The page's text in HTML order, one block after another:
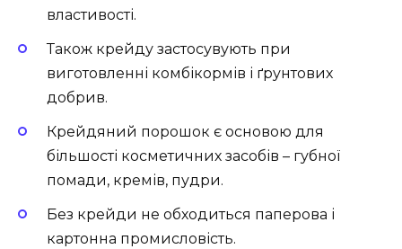
властивості.
Також крейду застосувують при
виготовленні комбікормів і ґрунтових
добрив.
Крейдяний порошок є основою для
більшості косметичних засобів – губної
помади, кремів, пудри.
Без крейди не обходиться паперова і
картонна промисловість.